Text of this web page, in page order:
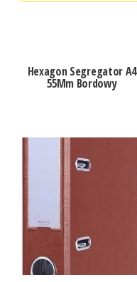
Hexagon Segregator A4
55Mm Bordowy